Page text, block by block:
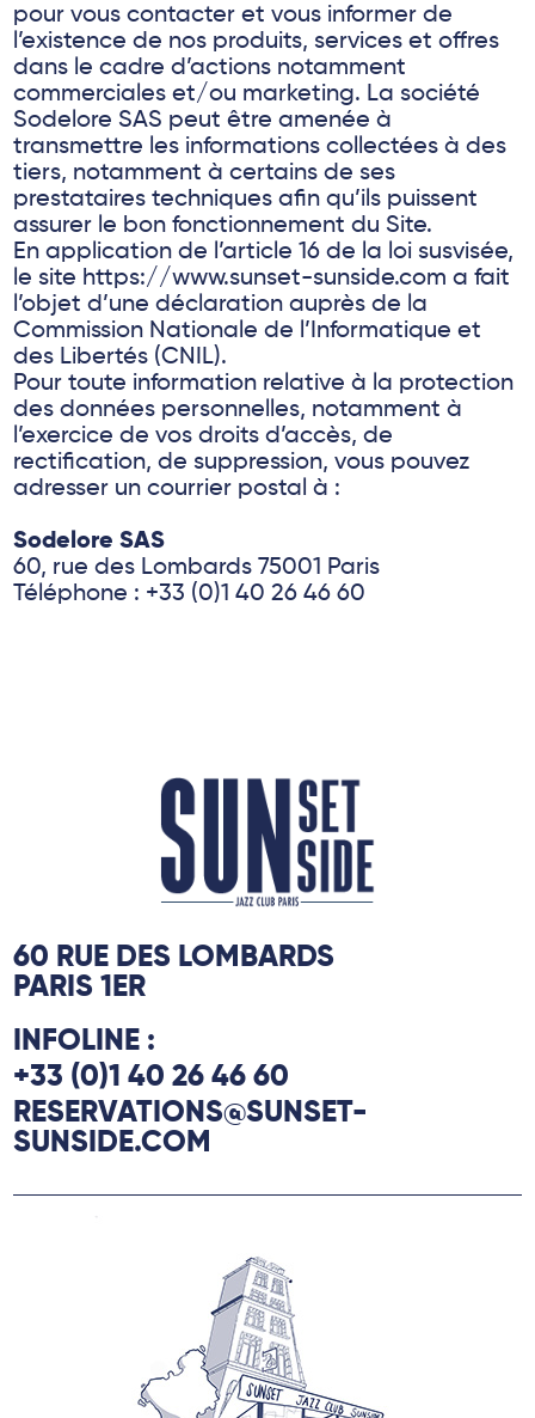
pour vous contacter et vous informer de
l’existence de nos produits, services et offres
dans le cadre d’actions notamment
commerciales et/ou marketing. La société
Sodelore SAS peut être amenée à
transmettre les informations collectées à des
tiers, notamment à certains de ses
prestataires techniques afin qu’ils puissent
assurer le bon fonctionnement du Site.
En application de l’article 16 de la loi susvisée,
le site https://www.sunset-sunside.com a fait
l’objet d’une déclaration auprès de la
Commission Nationale de l’Informatique et
des Libertés (CNIL).
Pour toute information relative à la protection
des données personnelles, notamment à
l’exercice de vos droits d’accès, de
rectification, de suppression, vous pouvez
adresser un courrier postal à :
Sodelore SAS
60, rue des Lombards 75001 Paris
Téléphone : +33 (0)1 40 26 46 60
60 RUE DES LOMBARDS
PARIS 1ER
INFOLINE :
+33 (0)1 40 26 46 60
RESERVATIONS@SUNSET-
SUNSIDE.COM